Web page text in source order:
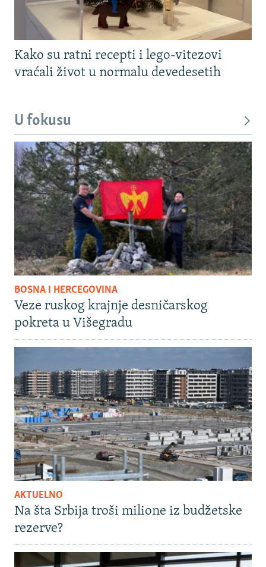
Kako su ratni recepti i lego-vitezovi
vraćali život u normalu devedesetih
U fokusu
BOSNA I HERCEGOVINA
Veze ruskog krajnje desničarskog
pokreta u Višegradu
AKTUELNO
Na šta Srbija troši milione iz budžetske
rezerve?